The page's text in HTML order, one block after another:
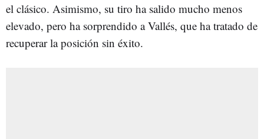
el clásico. Asimismo, su tiro ha salido mucho menos
elevado, pero ha sorprendido a Vallés, que ha tratado de
recuperar la posición sin éxito.